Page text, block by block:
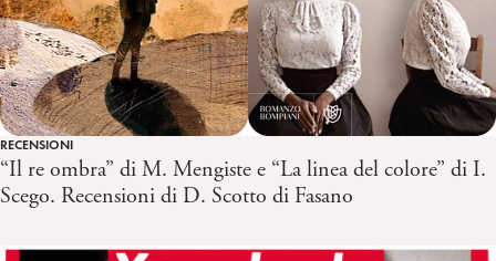
RECENSIONI
“Il re ombra” di M. Mengiste e “La linea del colore” di I.
Scego. Recensioni di D. Scotto di Fasano